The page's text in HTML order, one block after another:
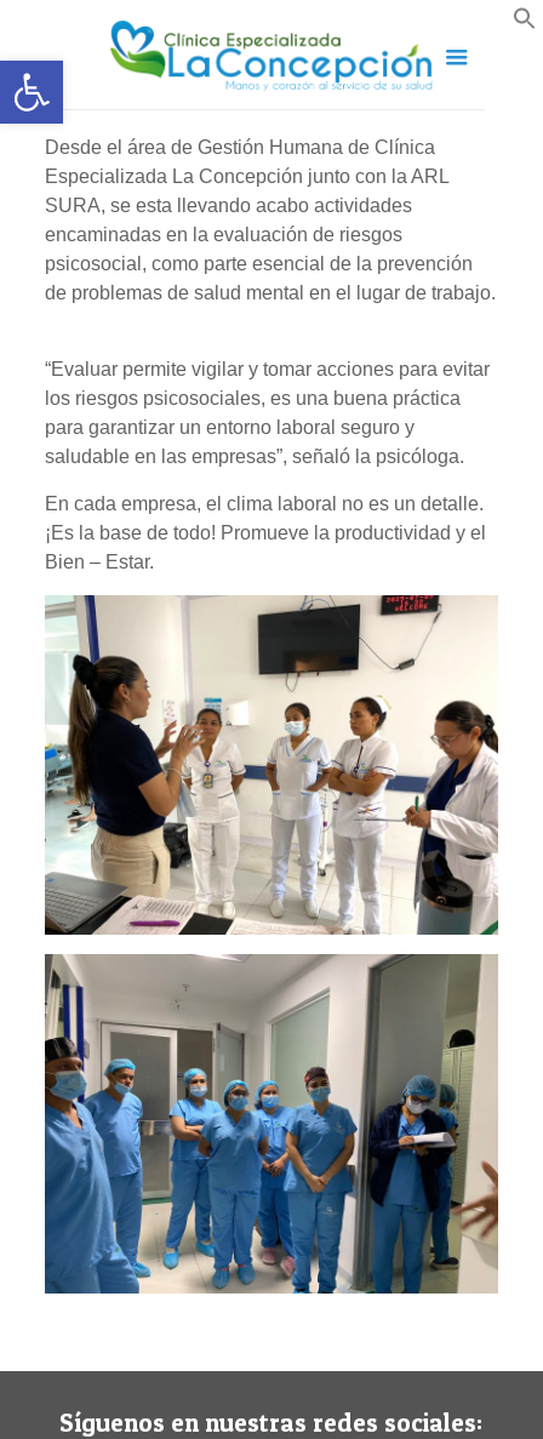
Abrir barra de herramientas
Desde el área de Gestión Humana de Clínica
Especializada La Concepción junto con la ARL
SURA, se esta llevando acabo actividades
encaminadas en la evaluación de riesgos
psicosocial, como parte esencial de la prevención
de problemas de salud mental en el lugar de trabajo.
“Evaluar permite vigilar y tomar acciones para evitar
los riesgos psicosociales, es una buena práctica
para garantizar un entorno laboral seguro y
saludable en las empresas”, señaló la psicóloga.
En cada empresa, el clima laboral no es un detalle.
¡Es la base de todo! Promueve la productividad y el
Bien – Estar.
Síguenos en nuestras redes sociales: